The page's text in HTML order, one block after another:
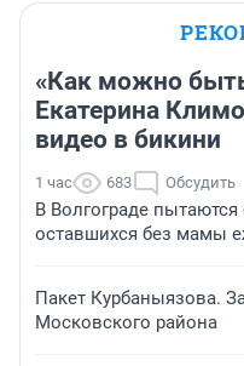
«Как можно
Екатерина
видео в бикини
1 час 683 Обсудить
В Волгограде
оставшихся без мамы
Пакет Курбаныязова.
Московского района